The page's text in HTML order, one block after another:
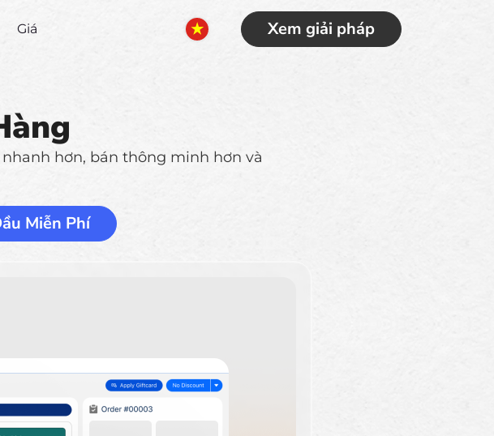
Xem giải pháp
Giá
hơn, bán thông minh hơn và
Miễn Phí